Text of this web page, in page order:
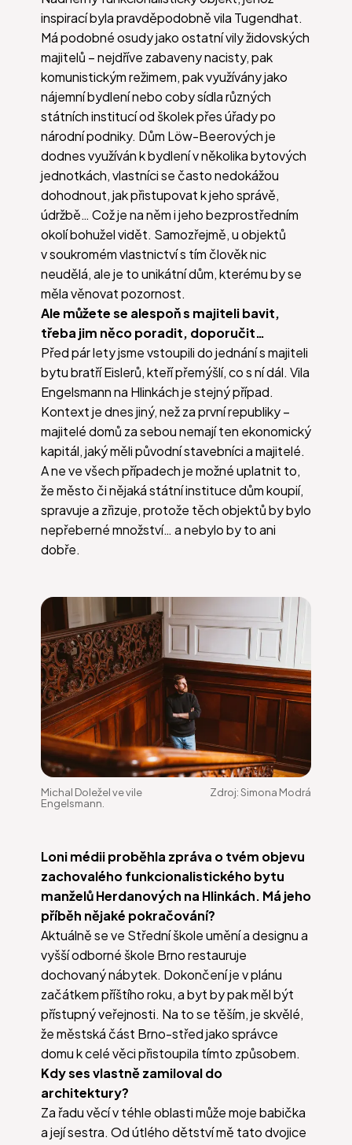
inspirací byla pravděpodobně vila Tugendhat.
Má podobné osudy jako ostatní vily židovských
majitelů – nejdříve zabaveny nacisty, pak
komunistickým režimem, pak využívány jako
nájemní bydlení nebo coby sídla různých
státních institucí od školek přes úřady po
národní podniky. Dům Löw-Beerových je
dodnes využíván k bydlení v několika bytových
jednotkách, vlastníci se často nedokážou
dohodnout, jak přistupovat k jeho správě,
údržbě… Což je na něm i jeho bezprostředním
okolí bohužel vidět. Samozřejmě, u objektů
v soukromém vlastnictví s tím člověk nic
neudělá, ale je to unikátní dům, kterému by se
měla věnovat pozornost.
Ale můžete se alespoň s majiteli bavit,
třeba jim něco poradit, doporučit…
Před pár lety jsme vstoupili do jednání s majiteli
bytu bratří Eislerů, kteří přemýšlí, co s ní dál. Vila
Engelsmann na Hlinkách je stejný případ.
Kontext je dnes jiný, než za první republiky –
majitelé domů za sebou nemají ten ekonomický
kapitál, jaký měli původní stavebníci a majitelé.
A ne ve všech případech je možné uplatnit to,
že město či nějaká státní instituce dům koupií,
spravuje a zřizuje, protože těch objektů by bylo
nepřeberné množství… a nebylo by to ani
dobře.
Michal Doležel ve vile
Engelsmann.
Zdroj:Simona Modrá
Loni médii proběhla zpráva o tvém objevu
zachovalého funkcionalistického bytu
manželů Herdanových na Hlinkách. Má jeho
příběh nějaké pokračování?
Aktuálně se ve Střední škole umění a designu a
vyšší odborné škole Brno restauruje
dochovaný nábytek. Dokončení je v plánu
začátkem příštího roku, a byt by pak měl být
přístupný veřejnosti. Na to se těším, je skvělé,
že městská část Brno-střed jako správce
domu k celé věci přistoupila tímto způsobem.
Kdy ses vlastně zamiloval do
architektury?
Za řadu věcí v téhle oblasti může moje babička
a její sestra. Od útlého dětství mě tato dvojice